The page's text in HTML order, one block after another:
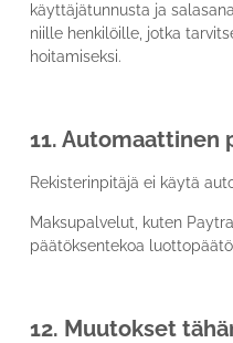
käyttäjätunnusta ja
niille henkilöille, jotka
hoitamiseksi.
11. Automaattinen
Rekisterinpitäjä ei käytä
Maksupalvelut, kuten
päätöksentekoa
12. Muutokset